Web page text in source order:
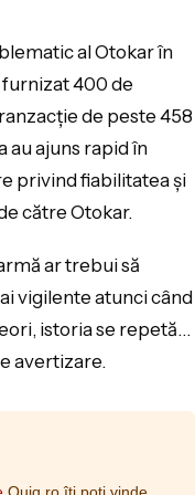
al Otokar în
furnizat 400 de
de peste 458
au ajuns rapid în
privind fiabilitatea și
către Otokar.
ar trebui să
vigilente atunci când
istoria se repetă…
avertizare.